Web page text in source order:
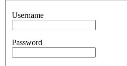
Username
Password